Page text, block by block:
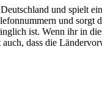
und spielt
und
ist. Wenn ihr in
dass die